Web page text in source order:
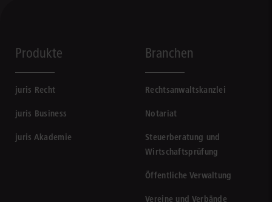
Produkte
juris Recht
juris Business
juris Akademie
Branchen
Rechtsanwaltskanzlei
Notariat
Steuerberatung und
Wirtschaftsprüfung
Öffentliche Verwaltung
Vereine und Verbände